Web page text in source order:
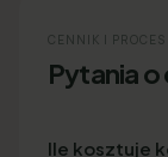
CENNIK I PROCES
Pytania o
Ile kosztuje